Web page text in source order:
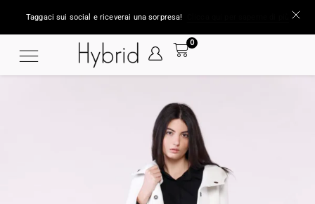
Taggaci sui social e riceverai una sorpresa!
0